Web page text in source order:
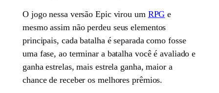
O jogo nessa versão Epic virou um RPG e
mesmo assim não perdeu seus elementos
principais, cada batalha é separada como fosse
uma fase, ao terminar a batalha você é avaliado e
ganha estrelas, mais estrela ganha, maior a
chance de receber os melhores prêmios.